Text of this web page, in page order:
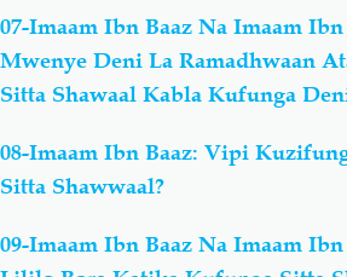
07-Imaam Ibn Baaz Na Imaam
Mwenye Deni La Ramadhwaan
Sitta Shawaal Kabla Kufunga
08-Imaam Ibn Baaz: Vipi
Sitta Shawwaal?
09-Imaam Ibn Baaz Na Imaam